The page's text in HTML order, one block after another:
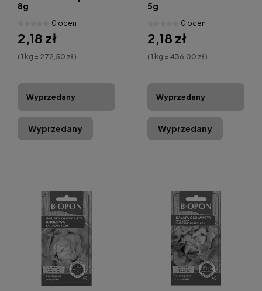
8g
0 ocen
2,18 zł
( 1 kg = 272,50 zł )
Wyprzedany
Wyprzedany
5g
0 ocen
2,18 zł
( 1 kg = 436,00 zł )
Wyprzedany
Wyprzedany